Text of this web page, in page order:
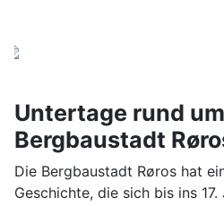
Untertage rund
Bergbaustadt
Die Bergbaustadt Røros hat
Geschichte, die sich bis ins